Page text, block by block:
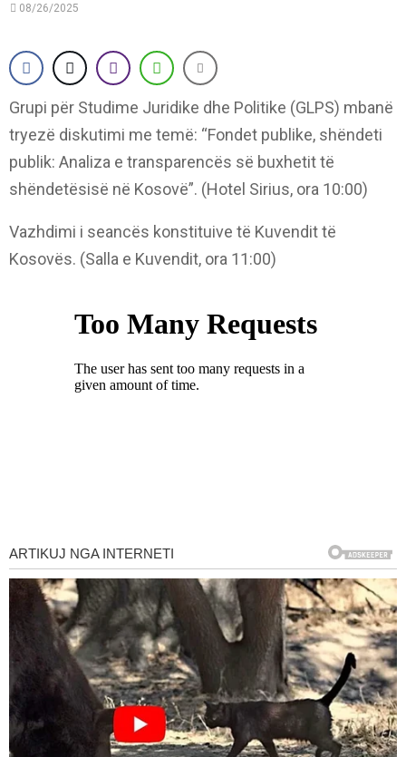
08/26/2025
Grupi për Studime Juridike dhe Politike (GLPS) mbanë
tryezë diskutimi me temë: “Fondet publike, shëndeti
publik: Analiza e transparencës së buxhetit të
shëndetësisë në Kosovë”. (Hotel Sirius, ora 10:00)
Vazhdimi i seancës konstituive të Kuvendit të
Kosovës. (Salla e Kuvendit, ora 11:00)